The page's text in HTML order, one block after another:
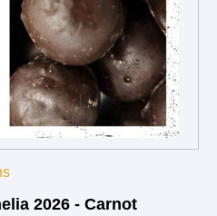
2026 - Carnot